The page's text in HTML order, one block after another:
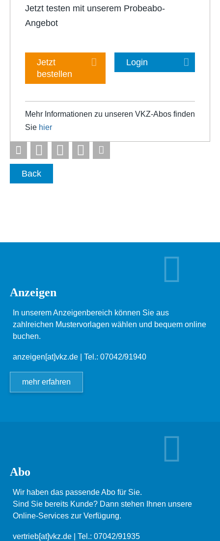
Jetzt testen mit unserem Probeabo-
Angebot
Jetzt
bestellen
Login
Mehr Informationen zu unseren VKZ-Abos finden
Sie hier
Back
Anzeigen
In unserem Anzeigenbereich können Sie aus
zahlreichen Mustervorlagen wählen und bequem online
buchen.
anzeigen[at]vkz.de | Tel.: 07042/91940
mehr erfahren
Abo
Wir haben das passende Abo für Sie.
Sind Sie bereits Kunde? Dann stehen Ihnen unsere
Online-Services zur Verfügung.
vertrieb[at]vkz.de | Tel.: 07042/91935